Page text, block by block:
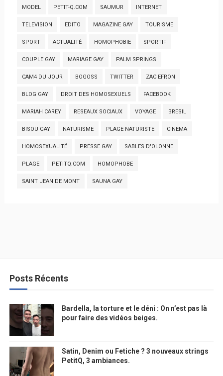
MODEL PETIT-Q.COM SAUMUR INTERNET
TELEVISION EDITO MAGAZINE GAY TOURISME
SPORT ACTUALITÉ HOMOPHOBIE SPORTIF
COUPLE GAY MARIAGE GAY PALM SPRINGS
CAM4 DU JOUR BOGOSS TWITTER ZAC EFRON
BLOG GAY DROIT DES HOMOSEXUELS FACEBOOK
MARIAH CAREY RESEAUX SOCIAUX VOYAGE BRESIL
BISOU GAY NATURISME PLAGE NATURISTE CINEMA
HOMOSEXUALITÉ PRESSE GAY SABLES D'OLONNE
PLAGE PETITQ.COM HOMOPHOBE
SAINT JEAN DE MONT SAUNA GAY
Posts Récents
Bardella, la torture et le déni : On n’est pas là
pour faire des vidéos beiges.
Satin, Denim ou Fetiche ? 3 nouveaux strings
PetitQ, 3 ambiances.